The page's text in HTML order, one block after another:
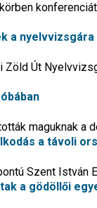
a
Út
maguknak a
a távoli
Szent
a gödöllői